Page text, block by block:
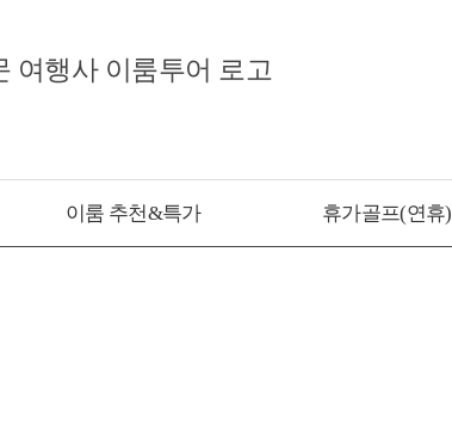
이룸 추천&특가 휴가골프(연휴)